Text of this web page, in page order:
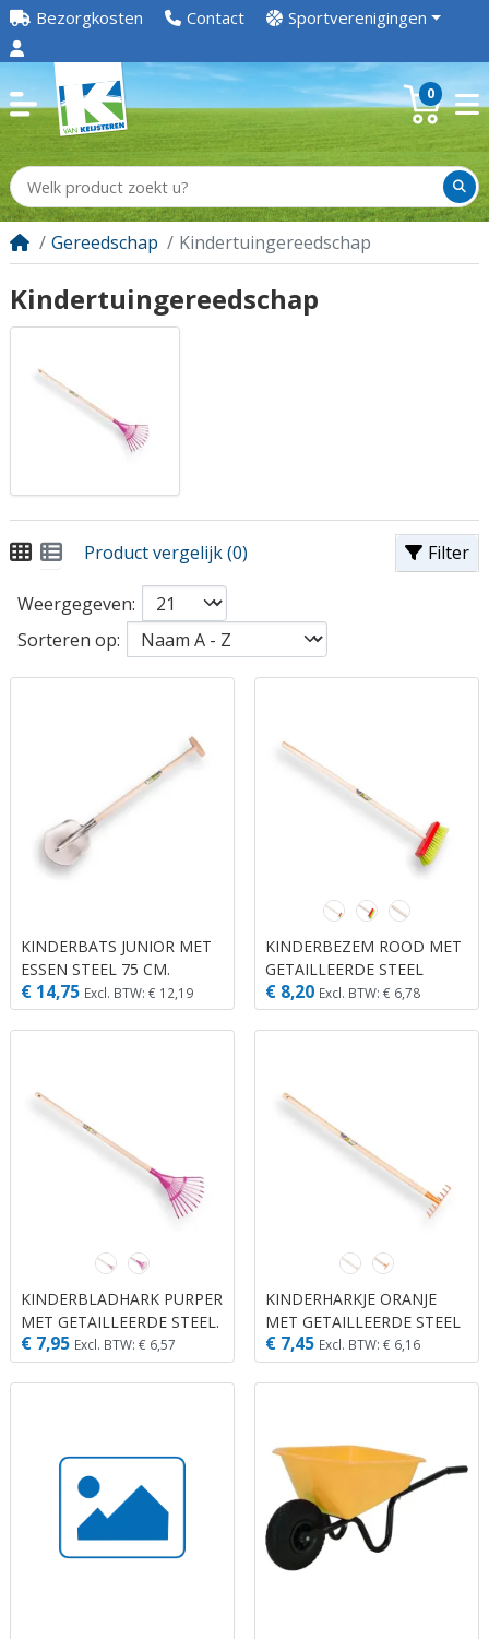
Bezorgkosten Contact Sportverenigingen
0
Gereedschap Kindertuingereedschap
Kindertuingereedschap
Filter
Product vergelijk (0)
Weergegeven:
Sorteren op:
KINDERBATS JUNIOR MET
ESSEN STEEL 75 CM.
€ 14,75 Excl. BTW: € 12,19
KINDERBEZEM ROOD MET
GETAILLEERDE STEEL
€ 8,20 Excl. BTW: € 6,78
KINDERBLADHARK PURPER
MET GETAILLEERDE STEEL.
€ 7,95 Excl. BTW: € 6,57
KINDERHARKJE ORANJE
MET GETAILLEERDE STEEL
€ 7,45 Excl. BTW: € 6,16